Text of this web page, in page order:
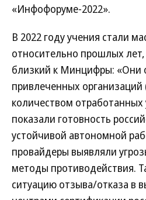
«Инфофоруме-2022».
В 2022 году учения стали
относительно прошлых
близкий к Минцифры: «Они
привлеченных организаций
количеством отработанных
показали готовность
устойчивой автономной
провайдеры выявляли
методы противодействия.
ситуацию отзыва/отказа в